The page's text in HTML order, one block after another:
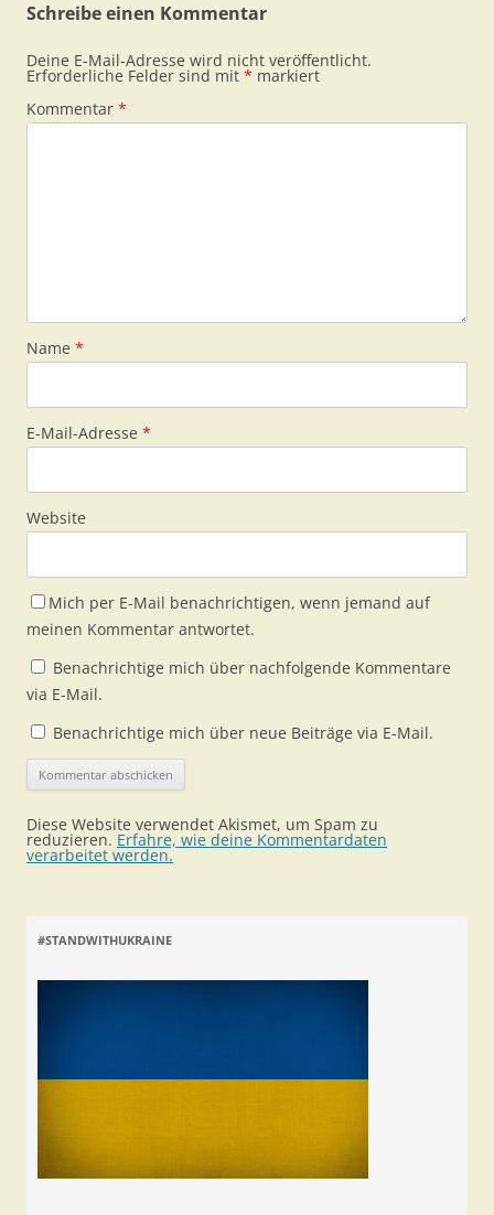
Schreibe einen Kommentar
Deine E-Mail-Adresse wird nicht veröffentlicht.
Erforderliche Felder sind mit * markiert
Kommentar *
Name *
E-Mail-Adresse *
Website
Mich per E-Mail benachrichtigen, wenn jemand auf
meinen Kommentar antwortet.
Benachrichtige mich über nachfolgende Kommentare
via E-Mail.
Benachrichtige mich über neue Beiträge via E-Mail.
Diese Website verwendet Akismet, um Spam zu
reduzieren. Erfahre, wie deine Kommentardaten
verarbeitet werden.
#STANDWITHUKRAINE